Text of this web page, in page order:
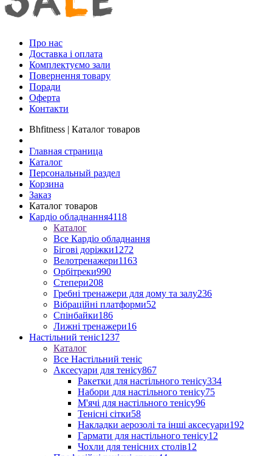
Про нас
Доставка і оплата
Комплектуємо зали
Повернення товару
Поради
Оферта
Контакти
Bhfitness | Каталог товаров
Главная страница
Каталог
Персональный раздел
Корзина
Заказ
Каталог товаров
Кардіо обладнання4118
Каталог
Все Кардіо обладнання
Бігові доріжки1272
Велотренажери1163
Орбітреки990
Степери208
Гребні тренажери для дому та залу236
Вібраційні платформи52
Спінбайки186
Лижні тренажери16
Настільний теніс1237
Каталог
Все Настільний теніс
Аксесуари для тенісу867
Ракетки для настільного тенісу334
Набори для настільного тенісу75
М'ячі для настільного тенісу96
Тенісні сітки58
Накладки аерозолі та інші аксесуари192
Гармати для настільного тенісу12
Чохли для тенісних столів12